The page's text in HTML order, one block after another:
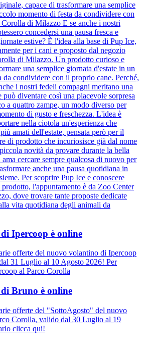
capace di trasformare una semplice
momento di festa da condividere con
di Milazzo E se anche i nostri
concedersi una pausa fresca e
estive? È l'idea alla base di Pup Ice,
per i cani e proposto dal negozio
di Milazzo. Un prodotto curioso e
una semplice giornata d'estate in un
condividere con il proprio cane. Perché,
i nostri fedeli compagni meritano una
può diventare così una piacevole sorpresa
a quattro zampe, un modo diverso per
di gusto e freschezza. L'idea è
nella ciotola un'esperienza che
amati dell'estate, pensata però per il
di prodotto che incuriosisce già dal nome
novità da provare durante la bella
cercare sempre qualcosa di nuovo per
anche una pausa quotidiana in
Per scoprire Pup Ice e conoscere
l'appuntamento è da Zoo Center
dove trovare tante proposte dedicate
vita quotidiana degli animali da
Ipercoop è online
offerte del nuovo volantino di Ipercoop
31 Luglio al 10 Agosto 2026! Per
al Parco Corolla
Bruno è online
offerte del "SottoAgosto" del nuovo
Corolla, valido dal 30 Luglio al 19
clicca qui!